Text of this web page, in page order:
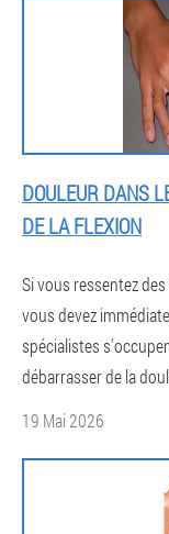
DOULEUR DANS
DE LA FLEXION
Si vous ressentez
vous devez
spécialistes
débarrasser de la
19 Mai 2026